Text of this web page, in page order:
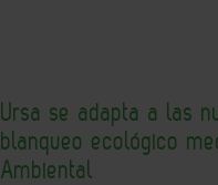
Ursa se adapta a las
blanqueo ecológico
Ambiental